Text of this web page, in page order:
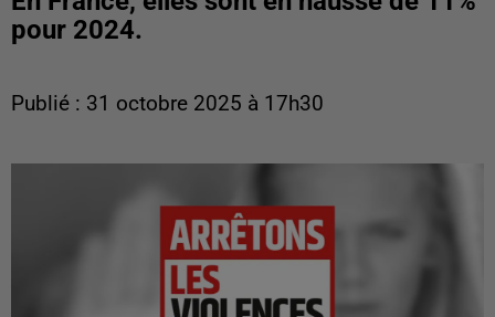
pour 2024.
Publié : 31 octobre 2025 à 17h30